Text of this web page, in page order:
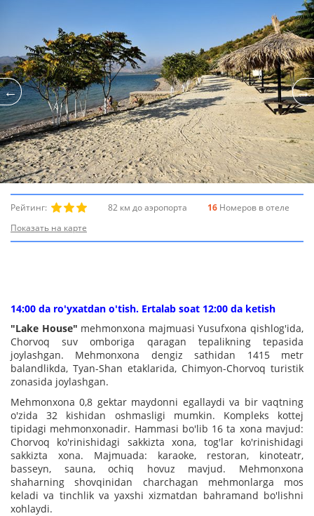
Рейтинг: 82 км до аэропорта 16 Номеров в отеле
Показать на карте
14:00 da ro'yxatdan o'tish. Ertalab soat 12:00 da ketish
"Lake House" mehmonxona majmuasi Yusufxona qishlog'ida,
Chorvoq suv omboriga qaragan tepalikning tepasida
joylashgan. Mehmonxona dengiz sathidan 1415 metr
balandlikda, Tyan-Shan etaklarida, Chimyon-Chorvoq turistik
zonasida joylashgan.
Mehmonxona 0,8 gektar maydonni egallaydi va bir vaqtning
o'zida 32 kishidan oshmasligi mumkin. Kompleks kottej
tipidagi mehmonxonadir. Hammasi bo'lib 16 ta xona mavjud:
Chorvoq ko'rinishidagi sakkizta xona, tog'lar ko'rinishidagi
sakkizta xona. Majmuada: karaoke, restoran, kinoteatr,
basseyn, sauna, ochiq hovuz mavjud. Mehmonxona
shaharning shovqinidan charchagan mehmonlarga mos
keladi va tinchlik va yaxshi xizmatdan bahramand bo'lishni
xohlaydi.